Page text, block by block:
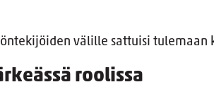
välille sattuisi tulemaan
roolissa